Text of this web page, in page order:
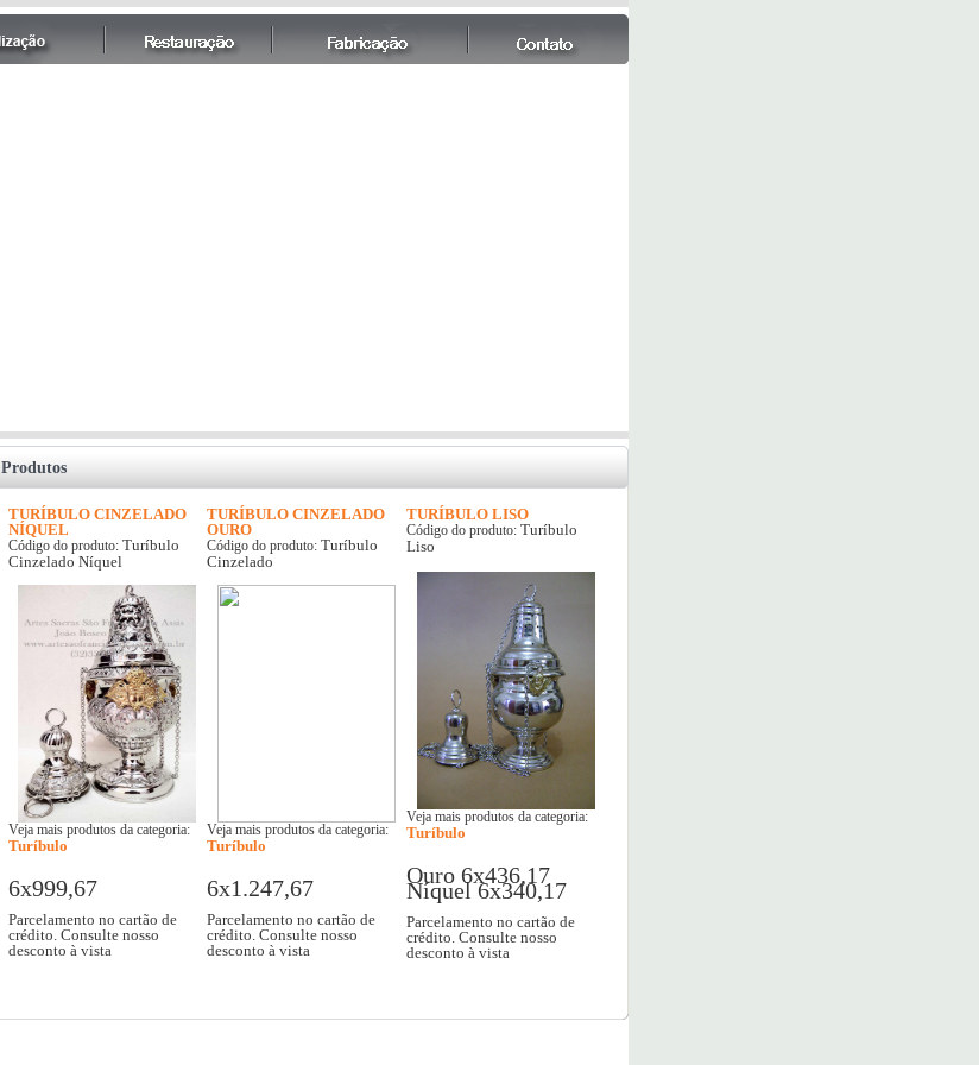
Produtos
TURÍBULO CINZELADO
NÍQUEL
Código do produto: Turíbulo
Cinzelado Níquel
Veja mais produtos da categoria:
Turíbulo
6x999,67
Parcelamento no cartão de
crédito. Consulte nosso
desconto à vista
TURÍBULO CINZELADO
OURO
Código do produto: Turíbulo
Cinzelado
Veja mais produtos da categoria:
Turíbulo
6x1.247,67
Parcelamento no cartão de
crédito. Consulte nosso
desconto à vista
TURÍBULO LISO
Código do produto: Turíbulo
Liso
Veja mais produtos da categoria:
Turíbulo
Ouro 6x436,17
Níquel 6x340,17
Parcelamento no cartão de
crédito. Consulte nosso
desconto à vista